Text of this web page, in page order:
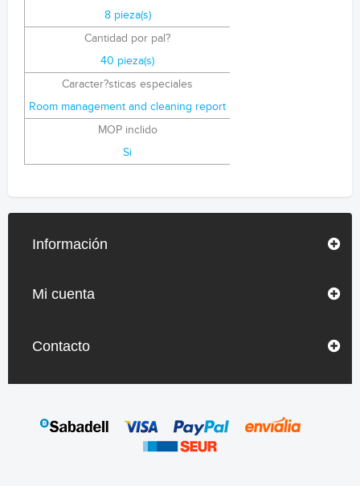
8 pieza(s)
Cantidad por pal?
40 pieza(s)
Caracter?sticas especiales
Room management and cleaning report
MOP inclido
Si
Información
Mi cuenta
Contacto